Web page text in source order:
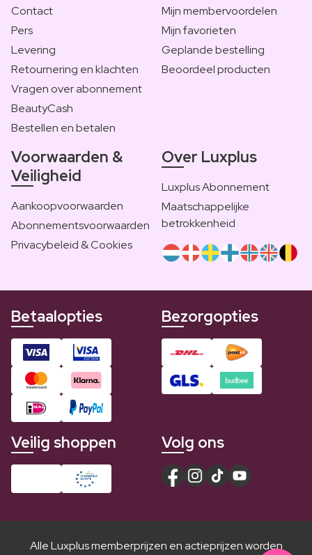
Contact
Pers
Levering
Retournering en klachten
Vragen over abonnement
BeautyCash
Bestellen en betalen
Mijn membervoordelen
Mijn favorieten
Geplande bestelling
Beoordeel producten
Voorwaarden &
Veiligheid
Aankoopvoorwaarden
Abonnementsvoorwaarden
Privacybeleid & Cookies
Over Luxplus
Luxplus Abonnement
Maatschappelijke
betrokkenheid
Betaalopties Bezorgopties
Veilig shoppen Volg ons
Alle Luxplus memberprijzen en actieprijzen worden